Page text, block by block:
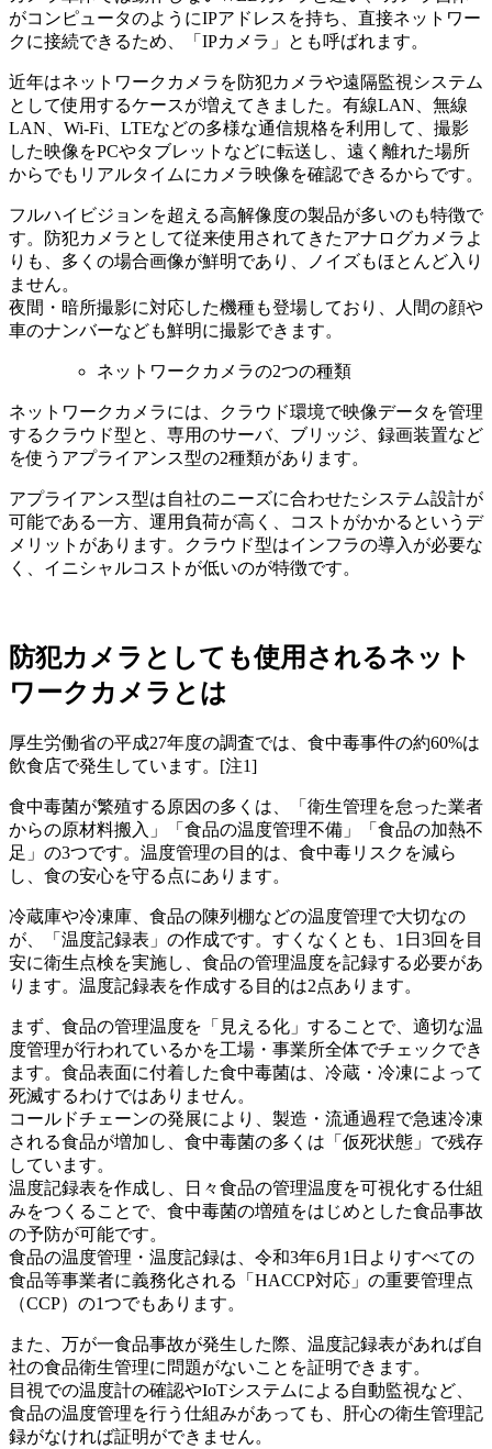
がコンピュータのようにIPアドレスを持ち、直接ネットワー
クに接続できるため、「IPカメラ」とも呼ばれます。
近年はネットワークカメラを防犯カメラや遠隔監視システム
として使用するケースが増えてきました。有線LAN、無線
LAN、Wi-Fi、LTEなどの多様な通信規格を利用して、撮影
した映像をPCやタブレットなどに転送し、遠く離れた場所
からでもリアルタイムにカメラ映像を確認できるからです。
フルハイビジョンを超える高解像度の製品が多いのも特徴で
す。防犯カメラとして従来使用されてきたアナログカメラよ
りも、多くの場合画像が鮮明であり、ノイズもほとんど入り
ません。
夜間・暗所撮影に対応した機種も登場しており、人間の顔や
車のナンバーなども鮮明に撮影できます。
ネットワークカメラの2つの種類
ネットワークカメラには、クラウド環境で映像データを管理
するクラウド型と、専用のサーバ、ブリッジ、録画装置など
を使うアプライアンス型の2種類があります。
アプライアンス型は自社のニーズに合わせたシステム設計が
可能である一方、運用負荷が高く、コストがかかるというデ
メリットがあります。クラウド型はインフラの導入が必要な
く、イニシャルコストが低いのが特徴です。
防犯カメラとしても使用されるネット
ワークカメラとは
厚生労働省の平成27年度の調査では、食中毒事件の約60%は
飲食店で発生しています。[注1]
食中毒菌が繁殖する原因の多くは、「衛生管理を怠った業者
からの原材料搬入」「食品の温度管理不備」「食品の加熱不
足」の3つです。温度管理の目的は、食中毒リスクを減ら
し、食の安心を守る点にあります。
冷蔵庫や冷凍庫、食品の陳列棚などの温度管理で大切なの
が、「温度記録表」の作成です。すくなくとも、1日3回を目
安に衛生点検を実施し、食品の管理温度を記録する必要があ
ります。温度記録表を作成する目的は2点あります。
まず、食品の管理温度を「見える化」することで、適切な温
度管理が行われているかを工場・事業所全体でチェックでき
ます。食品表面に付着した食中毒菌は、冷蔵・冷凍によって
死滅するわけではありません。
コールドチェーンの発展により、製造・流通過程で急速冷凍
される食品が増加し、食中毒菌の多くは「仮死状態」で残存
しています。
温度記録表を作成し、日々食品の管理温度を可視化する仕組
みをつくることで、食中毒菌の増殖をはじめとした食品事故
の予防が可能です。
食品の温度管理・温度記録は、令和3年6月1日よりすべての
食品等事業者に義務化される「HACCP対応」の重要管理点
（CCP）の1つでもあります。
また、万が一食品事故が発生した際、温度記録表があれば自
社の食品衛生管理に問題がないことを証明できます。
目視での温度計の確認やIoTシステムによる自動監視など、
食品の温度管理を行う仕組みがあっても、肝心の衛生管理記
録がなければ証明ができません。